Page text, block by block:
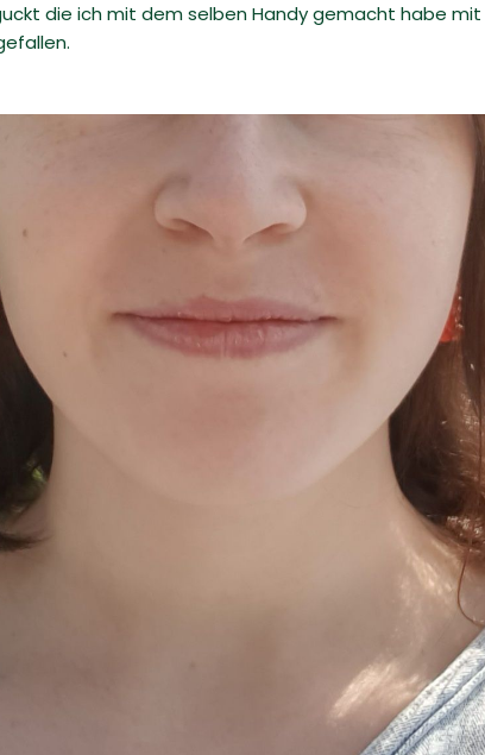
die ich mit dem selben Handy gemacht habe